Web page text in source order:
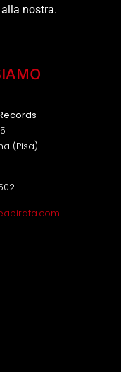
nostra.
(Pisa)